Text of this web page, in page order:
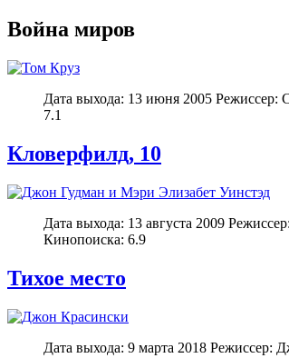
Война миров
Дата выхода: 13 июня 2005
7.1
Кловерфилд, 10
Дата выхода: 13 августа 2009
Кинопоиска: 6.9
Тихое место
Дата выхода: 9 марта 2018